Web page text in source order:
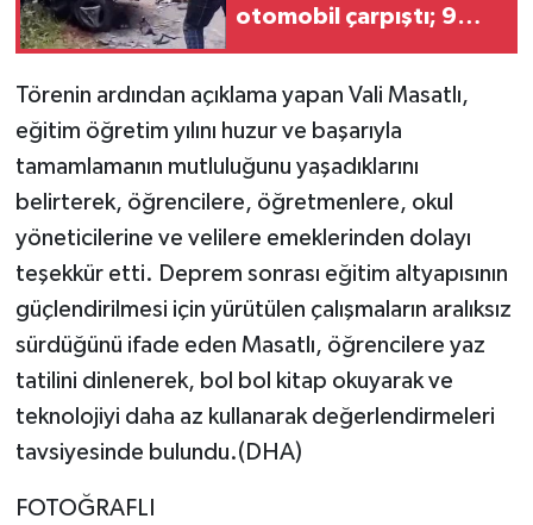
otomobil çarpıştı; 9
Törenin ardından açıklama yapan Vali Masatlı,
eğitim öğretim yılını huzur ve başarıyla
tamamlamanın mutluluğunu yaşadıklarını
belirterek, öğrencilere, öğretmenlere, okul
yöneticilerine ve velilere emeklerinden dolayı
teşekkür etti. Deprem sonrası eğitim altyapısının
güçlendirilmesi için yürütülen çalışmaların aralıksız
sürdüğünü ifade eden Masatlı, öğrencilere yaz
tatilini dinlenerek, bol bol kitap okuyarak ve
teknolojiyi daha az kullanarak değerlendirmeleri
tavsiyesinde bulundu.(DHA)
FOTOĞRAFLI